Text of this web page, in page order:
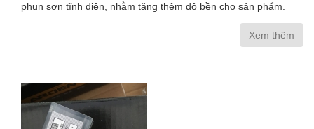
phun sơn tĩnh điện, nhằm tăng thêm độ bền cho sản phẩm.
Xem thêm